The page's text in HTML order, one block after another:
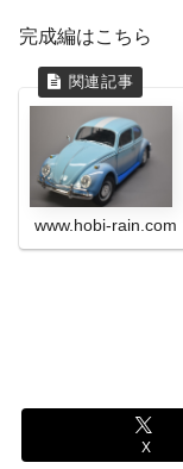
完成編はこちら
www.hobi-rain.com
X